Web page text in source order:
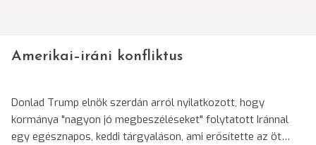
Amerikai–iráni konfliktus
Donlad Trump elnök szerdán arról nyilatkozott, hogy
kormánya "nagyon jó megbeszéléseket" folytatott Iránnal
egy egésznapos, keddi tárgyaláson, ami erősítette az öt…